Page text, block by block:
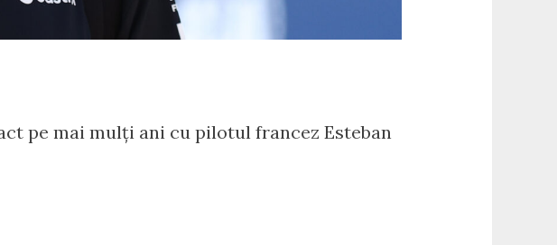
pe mai mulți ani cu pilotul francez Esteban